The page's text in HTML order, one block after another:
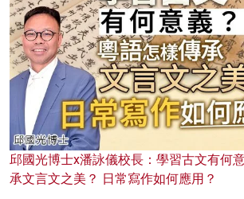
邱國光博士x潘詠儀校長：學習古文有何
承文言文之美？ 日常寫作如何應用？